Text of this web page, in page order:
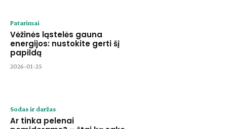
Patarimai
Vėžinės ląstelės gauna
energijos: nustokite gerti šį
papildą
2026-01-25
Sodas ir daržas
Ar tinka pelenai